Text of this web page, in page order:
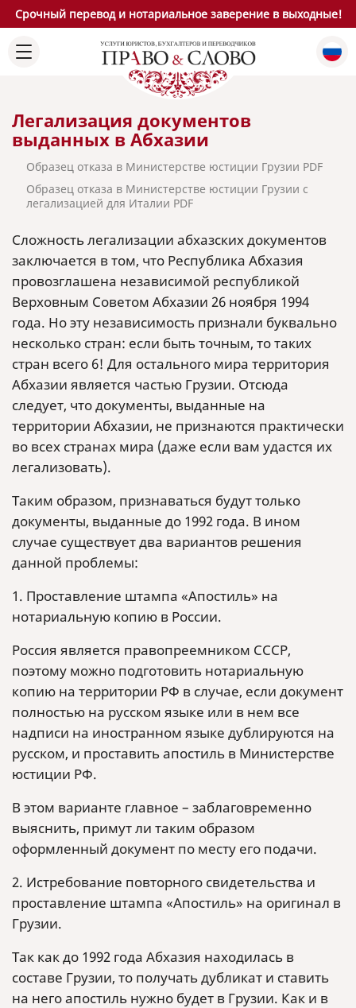
Срочный перевод и нотариальное заверение в выходные!
Легализация документов
выданных в Абхазии
Образец отказа в Министерстве юстиции Грузии PDF
Образец отказа в Министерстве юстиции Грузии с
легализацией для Италии PDF
Сложность легализации абхазских документов
заключается в том, что Республика Абхазия
провозглашена независимой республикой
Верховным Советом Абхазии 26 ноября 1994
года. Но эту независимость признали буквально
несколько стран: если быть точным, то таких
стран всего 6! Для остального мира территория
Абхазии является частью Грузии. Отсюда
следует, что документы, выданные на
территории Абхазии, не признаются практически
во всех странах мира (даже если вам удастся их
легализовать).
Таким образом, признаваться будут только
документы, выданные до 1992 года. В ином
случае существует два вариантов решения
данной проблемы:
1. Проставление штампа «Апостиль» на
нотариальную копию в России.
Россия является правопреемником СССР,
поэтому можно подготовить нотариальную
копию на территории РФ в случае, если документ
полностью на русском языке или в нем все
надписи на иностранном языке дублируются на
русском, и проставить апостиль в Министерстве
юстиции РФ.
В этом варианте главное – заблаговременно
выяснить, примут ли таким образом
оформленный документ по месту его подачи.
2. Истребование повторного свидетельства и
проставление штампа «Апостиль» на оригинал в
Грузии.
Так как до 1992 года Абхазия находилась в
составе Грузии, то получать дубликат и ставить
на него апостиль нужно будет в Грузии. Как и в